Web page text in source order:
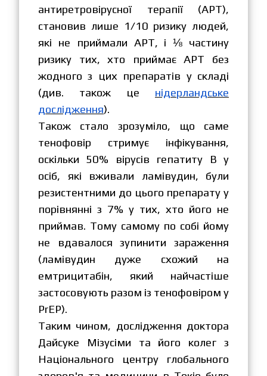
антиретровірусної терапії (АРТ),
становив лише 1/10 ризику людей,
які не приймали АРТ, і ⅛ частину
ризику тих, хто приймає АРТ без
жодного з цих препаратів у складі
(див. також це нідерландське
дослідження).
Також стало зрозуміло, що саме
тенофовір стримує інфікування,
оскільки 50% вірусів гепатиту В у
осіб, які вживали ламівудин, були
резистентними до цього препарату у
порівнянні з 7% у тих, хто його не
приймав. Тому самому по собі йому
не вдавалося зупинити зараження
(ламівудин дуже схожий на
емтрицитабін, який найчастіше
застосовують разом із тенофовіром у
PrEP).
Таким чином, дослідження доктора
Дайсуке Мізусіми та його колег з
Національного центру глобального